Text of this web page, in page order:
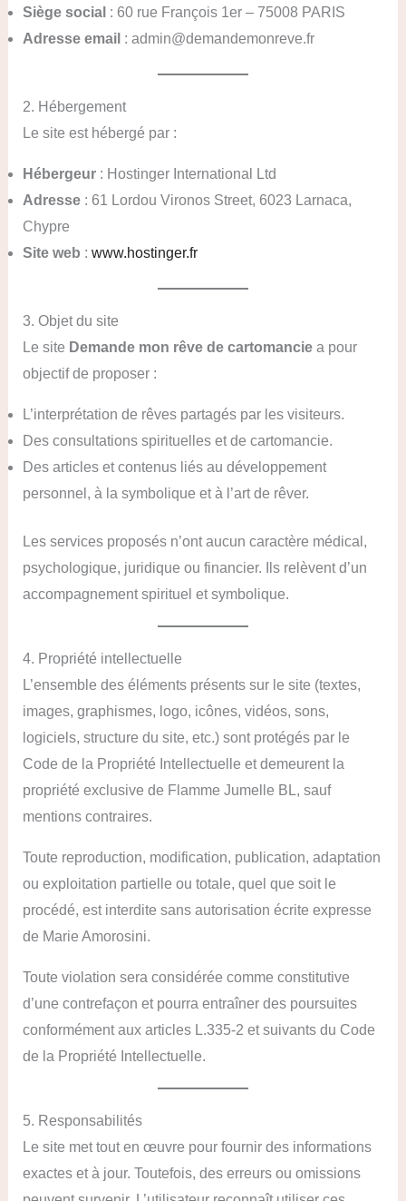
Siège social : 60 rue François 1er – 75008 PARIS
Adresse email : admin@demandemonreve.fr
2. Hébergement
Le site est hébergé par :
Hébergeur: Hostinger International Ltd
Adresse: 61 Lordou Vironos Street, 6023 Larnaca,
Chypre
Site web : www.hostinger.fr
3. Objet du site
Le site Demande mon rêve de cartomanciea pour
objectif de proposer :
L’interprétation de rêves partagés par les visiteurs.
Des consultations spirituelles et de cartomancie.
Des articles et contenus liés au développement
personnel, à la symbolique et à l’art de rêver.
Les services proposés n’ont aucun caractère médical,
psychologique, juridique ou financier. Ils relèvent d’un
accompagnement spirituel et symbolique.
4. Propriété intellectuelle
L’ensemble des éléments présents sur le site (textes,
images, graphismes, logo, icônes, vidéos, sons,
logiciels, structure du site, etc.) sont protégés par le
Code de la Propriété Intellectuelle et demeurent la
propriété exclusive de Flamme Jumelle BL, sauf
mentions contraires.
Toute reproduction, modification, publication, adaptation
ou exploitation partielle ou totale, quel que soit le
procédé, est interdite sans autorisation écrite expresse
de Marie Amorosini.
Toute violation sera considérée comme constitutive
d’une contrefaçon et pourra entraîner des poursuites
conformément aux articles L.335-2 et suivants du Code
de la Propriété Intellectuelle.
5. Responsabilités
Le site met tout en œuvre pour fournir des informations
exactes et à jour. Toutefois, des erreurs ou omissions